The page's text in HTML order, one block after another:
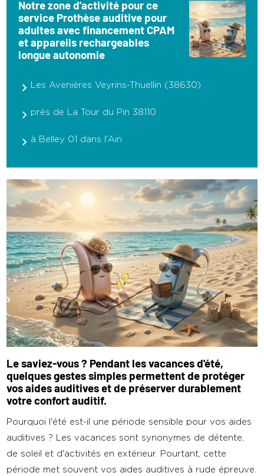
Notre zone d'activité pour ce
service Prothèse auditive pour
adultes avec financement CPAM
et appareils rechargeables
longue autonomie
Les Avenières Veyrins-Thuellin (38630)
près de La Tour du Pin 38110
à Belley 01 dans l'Ain
Le saviez-vous ? Pendant les vacances d'été,
quelques gestes simples permettent de protéger
vos aides auditives et de préserver durablement
votre confort auditif.
Pourquoi l'été est-il une période sensible pour vos aides
auditives ? Les vacances sont synonymes de détente,
de soleil et d'activités en extérieur. Pourtant, cette
période met souvent vos aides auditives à rude épreuve.